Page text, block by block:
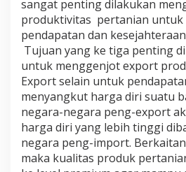
sangat penting dilakukan
produktivitas pertanian untuk
pendapatan dan
Tujuan yang ke tiga penting
untuk menggenjot export
Export selain untuk
menyangkut harga diri suatu
negara-negara peng-export
harga diri yang lebih tinggi
negara peng-import.
maka kualitas produk